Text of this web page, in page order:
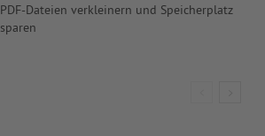
PDF-Dateien verkleinern und Speicherplatz
sparen